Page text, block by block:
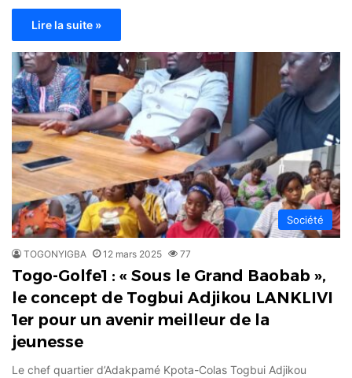
Lire la suite »
Société
TOGONYIGBA 12 mars 2025 77
Togo-Golfe1 : « Sous le Grand Baobab »,
le concept de Togbui Adjikou LANKLIVI
1er pour un avenir meilleur de la
jeunesse
Le chef quartier d’Adakpamé Kpota-Colas Togbui Adjikou